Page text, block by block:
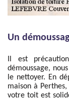
Un
Il est
démoussage,
le nettoyer. En
maison à
votre toit est